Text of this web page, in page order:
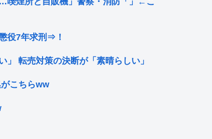
役7年求刑⇒！
転売対策の決断が「素晴らしい」
こちらww